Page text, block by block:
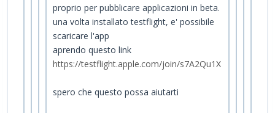
proprio per pubblicare applicazioni in beta.
una volta installato testflight, e' possibile
scaricare l'app
aprendo questo link
https://testflight.apple.com/join/s7A2Qu1X
spero che questo possa aiutarti